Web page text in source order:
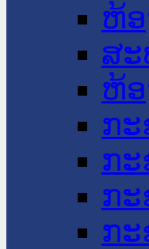
ຫ້ອ
ສະ
ຫ້ອ
ກະ
ກະ
ກະ
ກະ